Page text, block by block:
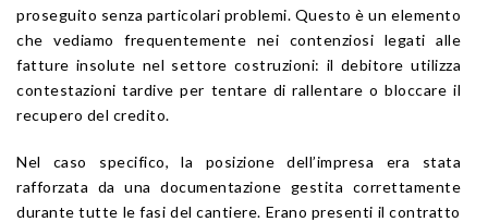
proseguito senza particolari problemi. Questo è un elemento
che vediamo frequentemente nei contenziosi legati alle
fatture insolute nel settore costruzioni: il debitore utilizza
contestazioni tardive per tentare di rallentare o bloccare il
recupero del credito.
Nel caso specifico, la posizione dell’impresa era stata
rafforzata da una documentazione gestita correttamente
durante tutte le fasi del cantiere. Erano presenti il contratto